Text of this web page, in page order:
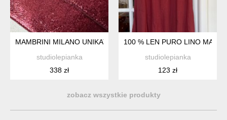
MAMBRINI MILANO UNIKATOWA EKSLUZYWNA WIECZOROWA
studiolepianka
338 zł
100 % LEN PURO LINO MAXI
studiolepianka
123 zł
zobacz wszystkie produkty